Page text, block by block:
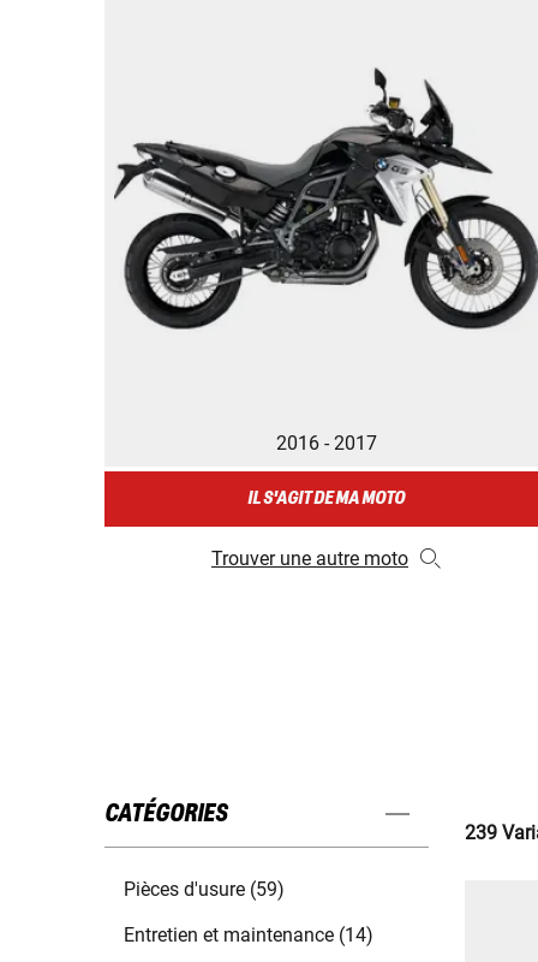
2016 - 2017
IL S'AGIT DE MA MOTO
Trouver une autre moto
CATÉGORIES
Pièces d'usure (59)
Entretien et maintenance (14)
239